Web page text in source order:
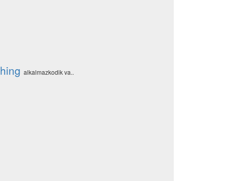
alkalmazkodik va..